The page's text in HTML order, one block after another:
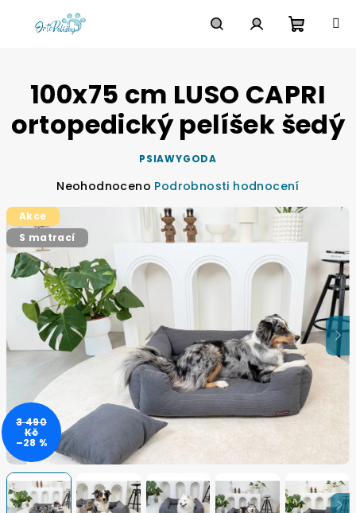
košík
100x75 cm LUSO CAPRI
ortopedický pelíšek šedý
PSIAWYGODA
Průměrné
produktu
je
0,0
z
5
hvězdiček.
Neohodnoceno Podrobnosti hodnocení
Akce
S matrací
3 490
Kč
–28 %